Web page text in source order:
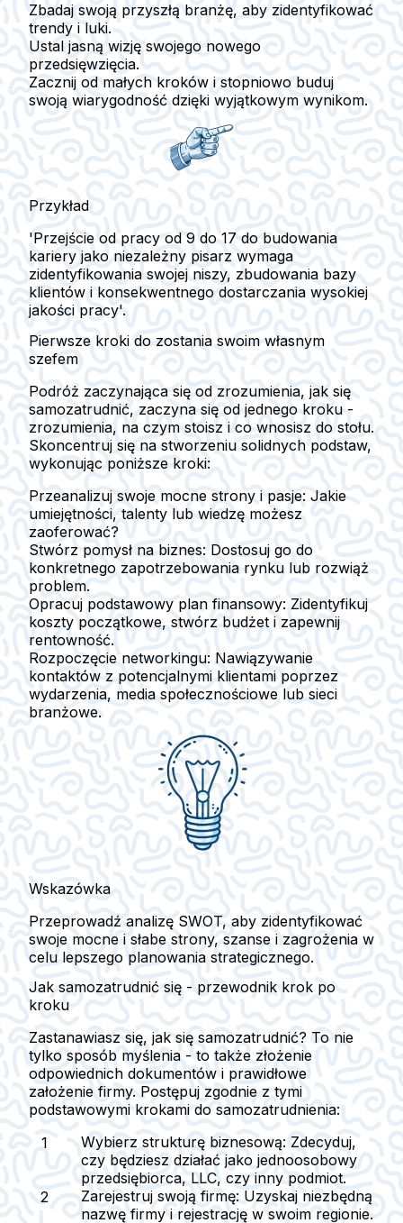
Zbadaj swoją przyszłą branżę, aby zidentyfikować
trendy i luki.
Ustal jasną wizję swojego nowego
przedsięwzięcia.
Zacznij od małych kroków i stopniowo buduj
swoją wiarygodność dzięki wyjątkowym wynikom.
Przykład
'Przejście od pracy od 9 do 17 do budowania
kariery jako niezależny pisarz wymaga
zidentyfikowania swojej niszy, zbudowania bazy
klientów i konsekwentnego dostarczania wysokiej
jakości pracy'.
Pierwsze kroki do zostania swoim własnym
szefem
Podróż zaczynająca się od zrozumienia, jak się
samozatrudnić, zaczyna się od jednego kroku -
zrozumienia, na czym stoisz i co wnosisz do stołu.
Skoncentruj się na stworzeniu solidnych podstaw,
wykonując poniższe kroki:
Przeanalizuj swoje mocne strony i pasje: Jakie
umiejętności, talenty lub wiedzę możesz
zaoferować?
Stwórz pomysł na biznes: Dostosuj go do
konkretnego zapotrzebowania rynku lub rozwiąż
problem.
Opracuj podstawowy plan finansowy: Zidentyfikuj
koszty początkowe, stwórz budżet i zapewnij
rentowność.
Rozpoczęcie networkingu: Nawiązywanie
kontaktów z potencjalnymi klientami poprzez
wydarzenia, media społecznościowe lub sieci
branżowe.
Wskazówka
Przeprowadź analizę SWOT, aby zidentyfikować
swoje mocne i słabe strony, szanse i zagrożenia w
celu lepszego planowania strategicznego.
Jak samozatrudnić się - przewodnik krok po
kroku
Zastanawiasz się, jak się samozatrudnić? To nie
tylko sposób myślenia - to także złożenie
odpowiednich dokumentów i prawidłowe
założenie firmy. Postępuj zgodnie z tymi
podstawowymi krokami do samozatrudnienia:
Wybierz strukturę biznesową: Zdecyduj,
czy będziesz działać jako jednoosobowy
przedsiębiorca, LLC, czy inny podmiot.
Zarejestruj swoją firmę: Uzyskaj niezbędną
nazwę firmy i rejestrację w swoim regionie.